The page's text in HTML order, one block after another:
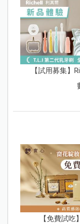
【試用募集】
【免費試